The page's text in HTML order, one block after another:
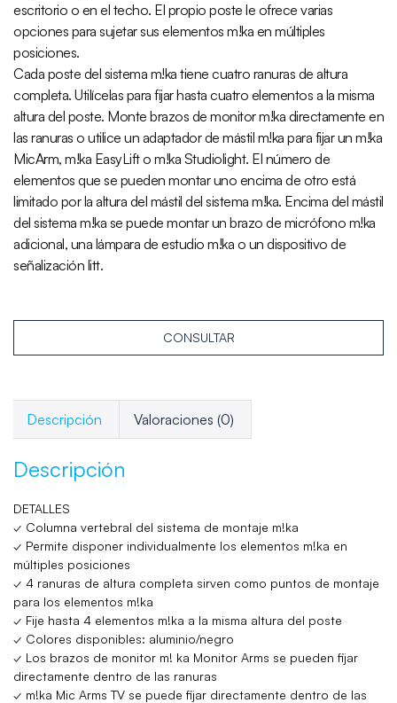
escritorio o en el techo. El propio poste le ofrece varias
opciones para sujetar sus elementos m!ka en múltiples
posiciones.
Cada poste del sistema m!ka tiene cuatro ranuras de altura
completa. Utilícelas para fijar hasta cuatro elementos a la misma
altura del poste. Monte brazos de monitor m!ka directamente en
las ranuras o utilice un adaptador de mástil m!ka para fijar un m!ka
MicArm, m!ka EasyLift o m!ka Studiolight. El número de
elementos que se pueden montar uno encima de otro está
limitado por la altura del mástil del sistema m!ka. Encima del mástil
del sistema m!ka se puede montar un brazo de micrófono m!ka
adicional, una lámpara de estudio m!ka o un dispositivo de
señalización litt.
CONSULTAR
Descripción Valoraciones (0)
Descripción
DETALLES
✓ Columna vertebral del sistema de montaje m!ka
✓ Permite disponer individualmente los elementos m!ka en
múltiples posiciones
✓ 4 ranuras de altura completa sirven como puntos de montaje
para los elementos m!ka
✓ Fije hasta 4 elementos m!ka a la misma altura del poste
✓ Colores disponibles: aluminio/negro
✓ Los brazos de monitor m! ka Monitor Arms se pueden fijar
directamente dentro de las ranuras
✓ m!ka Mic Arms TV se puede fijar directamente dentro de las